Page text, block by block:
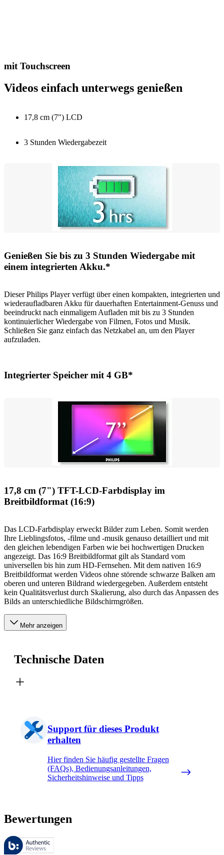
mit Touchscreen
Videos einfach unterwegs genießen
17,8 cm (7") LCD
3 Stunden Wiedergabezeit
Genießen Sie bis zu 3 Stunden Wiedergabe mit
einem integrierten Akku.*
Dieser Philips Player verfügt über einen kompakten, integrierten und
wiederaufladbaren Akku für dauerhaften Entertainment-Genuss und
beeindruckt nach einmaligem Aufladen mit bis zu 3 Stunden
kontinuierlicher Wiedergabe von Filmen, Fotos und Musik.
Schließen Sie ganz einfach das Netzkabel an, um den Player
aufzuladen.
Integrierter Speicher mit 4 GB*
17,8 cm (7") TFT-LCD-Farbdisplay im
Breitbildformat (16:9)
Das LCD-Farbdisplay erweckt Bilder zum Leben. Somit werden
Ihre Lieblingsfotos, -filme und -musik genauso detailliert und mit
den gleichen lebendigen Farben wie bei hochwertigen Drucken
angezeigt. Das 16:9 Breitbildformat gilt als Standard vom
universellen bis hin zum HD-Fernsehen. Mit dem nativen 16:9
Breitbildformat werden Videos ohne störende schwarze Balken am
oberen und unteren Bildrand wiedergegeben. Außerdem entsteht
kein Qualitätsverlust durch Skalierung, also durch das Anpassen des
Bilds an unterschiedliche Bildschirmgrößen.
Mehr anzeigen
Technische Daten
Support für dieses Produkt
erhalten
Hier finden Sie häufig gestellte Fragen
(FAQs), Bedienungsanleitungen,
Sicherheitshinweise und Tipps
Bewertungen
Diese Bewertungen werden von Bazaarvoice verwaltet und